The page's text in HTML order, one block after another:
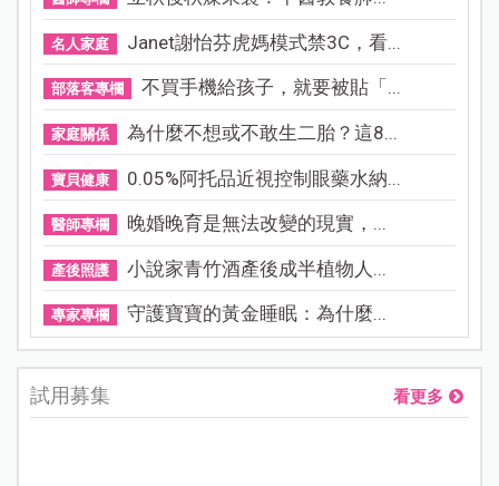
名人家庭 Janet謝怡芬虎媽模式禁3C，看...
部落客專欄 不買手機給孩子，就要被貼「...
家庭關係 為什麼不想或不敢生二胎？這8...
寶貝健康 0.05%阿托品近視控制眼藥水納...
醫師專欄 晚婚晚育是無法改變的現實，...
產後照護 小說家青竹酒產後成半植物人...
專家專欄 守護寶寶的黃金睡眠：為什麼...
試用募集 看更多